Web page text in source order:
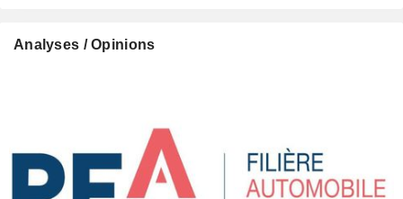
Analyses / Opinions